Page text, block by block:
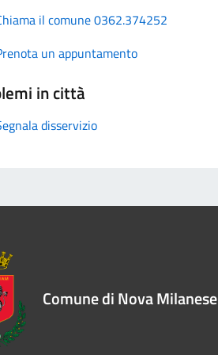
il comune 0362.374252
un appuntamento
in città
disservizio
Comune di Nova Milanese